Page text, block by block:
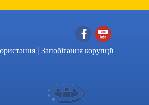
Facebook
YouTube
| Запобігання корупції